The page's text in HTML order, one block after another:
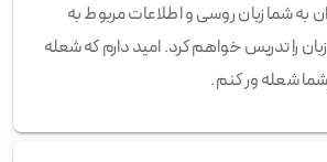
به شما زبان روسی و اطلاعات مربوط به
را تدریس خواهم کرد. امید دارم که شعله
شعله ور کنم.